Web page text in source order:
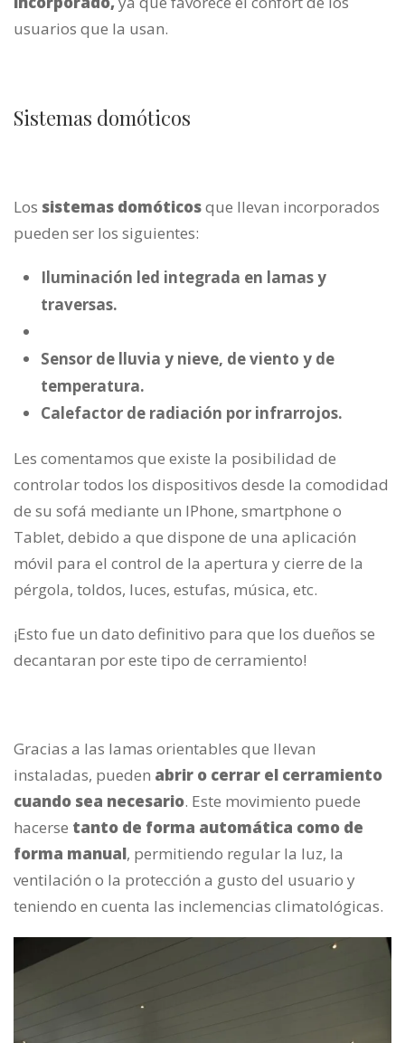
usuarios que la usan.
Sistemas domóticos
Los sistemas domóticosque llevan incorporados
pueden ser los siguientes:
Iluminación led integrada en lamas y
traversas.
Sensor de lluvia y nieve, de viento y de
temperatura.
Calefactor de radiación por infrarrojos.
Les comentamos que existe la posibilidad de
controlar todos los dispositivos desde la comodidad
de su sofá mediante un IPhone, smartphone o
Tablet, debido a que dispone de una aplicación
móvil para el control de la apertura y cierre de la
pérgola, toldos, luces, estufas, música, etc.
¡Esto fue un dato definitivo para que los dueños se
decantaran por este tipo de cerramiento!
Gracias a las lamas orientables que llevan
instaladas, pueden abrir o cerrar el cerramiento
cuando sea necesario. Este movimiento puede
hacerse tanto de forma automática como de
forma manual, permitiendo regular la luz, la
ventilación o la protección a gusto del usuario y
teniendo en cuenta las inclemencias climatológicas.